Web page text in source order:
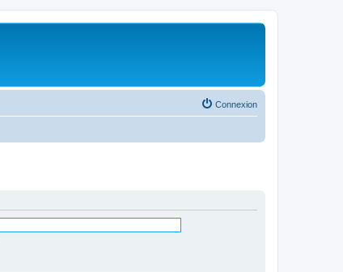
Connexion